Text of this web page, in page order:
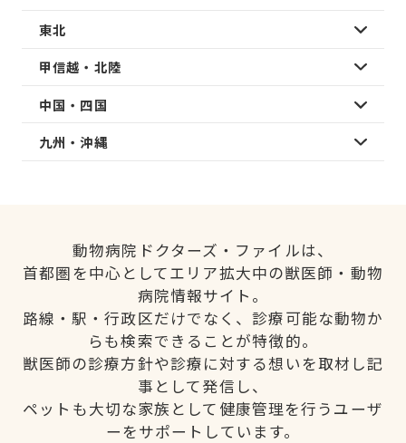
東北
甲信越・北陸
中国・四国
九州・沖縄
動物病院ドクターズ・ファイルは、
首都圏を中心としてエリア拡大中の獣医師・動物
病院情報サイト。
路線・駅・行政区だけでなく、診療可能な動物か
らも検索できることが特徴的。
獣医師の診療方針や診療に対する想いを取材し記
事として発信し、
ペットも大切な家族として健康管理を行うユーザ
ーをサポートしています。